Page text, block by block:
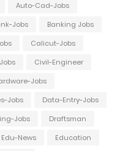
Auto-Cad-Jobs
Jobs
Banking Jobs
Calicut-Jobs
Civil-Engineer
Jobs
Jobs
Data-Entry-Jobs
Jobs
Draftsman
Edu-News
Education